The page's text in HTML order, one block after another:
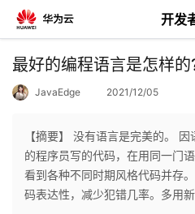
开发
返
个
最好的编程语言是怎样的
JavaEdge 2021/12/05
【摘要】 没有语言是完美的。
的程序员写的代码，在用同一门
看到各种不同时期风格代码并存
码表达性，减少犯错几率。多用